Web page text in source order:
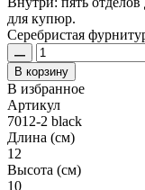
для купюр.
Серебристая
В корзину
В избранное
Артикул
7012-2 black
Длина (см)
12
Высота (см)
10